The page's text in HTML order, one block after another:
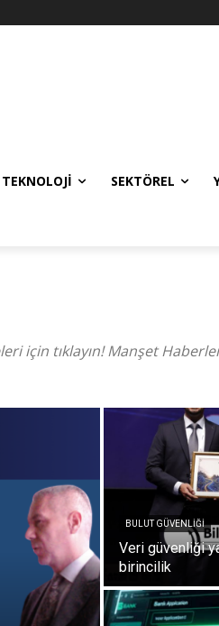
TEKNOLOJI SEKTÖREL
için tıklayın! Manşet
BULUT GÜVENLIĞI
Veri güvenliği
birincilik